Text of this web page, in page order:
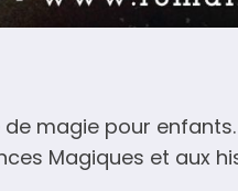
magie pour
Magiques et aux